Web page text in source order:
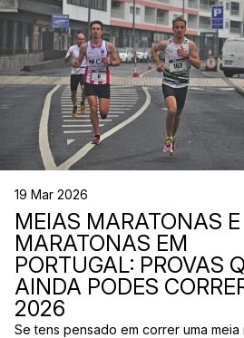
19 Mar 2026
MEIAS MARATONAS E
MARATONAS EM
PORTUGAL: PROVAS
AINDA PODES
2026
Se tens pensado em correr uma meia